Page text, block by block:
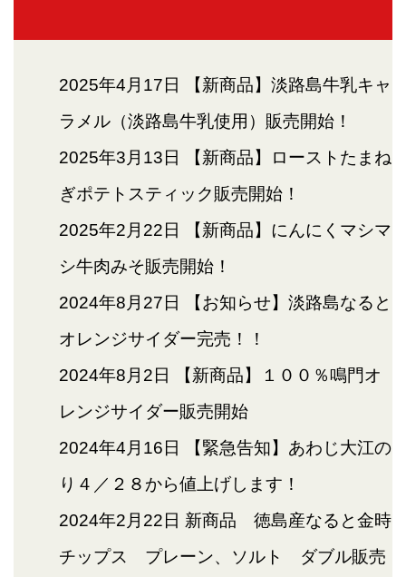
2025年4月17日
【新商品】淡路島牛乳キャ
ラメル（淡路島牛乳使用）販売開始！
2025年3月13日
【新商品】ローストたまね
ぎポテトスティック販売開始！
2025年2月22日
【新商品】にんにくマシマ
シ牛肉みそ販売開始！
2024年8月27日
【お知らせ】淡路島なると
オレンジサイダー完売！！
2024年8月2日
【新商品】１００％鳴門オ
レンジサイダー販売開始
2024年4月16日
【緊急告知】あわじ大江の
り４／２８から値上げします！
2024年2月22日 新商品 徳島産なると金時
チップス プレーン、ソルト ダブル販売